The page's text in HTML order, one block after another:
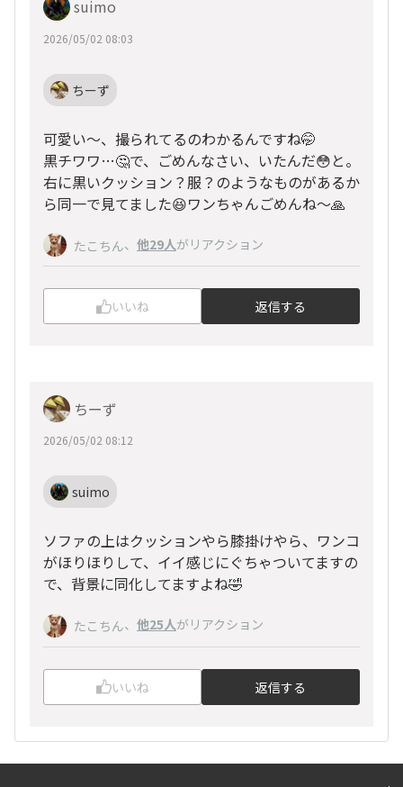
suimo
2026/05/02 08:03
ちーず
可愛い〜、撮られてるのわかるんですね🤭
黒チワワ…🤔で、ごめんなさい、いたんだ😳と。
右に黒いクッション？服？のようなものがあるか
ら同一で見てました😆ワンちゃんごめんね〜🙏
たこちん、 他29人がリアクション
いいね 返信する
ちーず
2026/05/02 08:12
suimo
ソファの上はクッションやら膝掛けやら、ワンコ
がほりほりして、イイ感じにぐちゃついてますの
で、背景に同化してますよね🤣
たこちん、 他25人がリアクション
いいね 返信する